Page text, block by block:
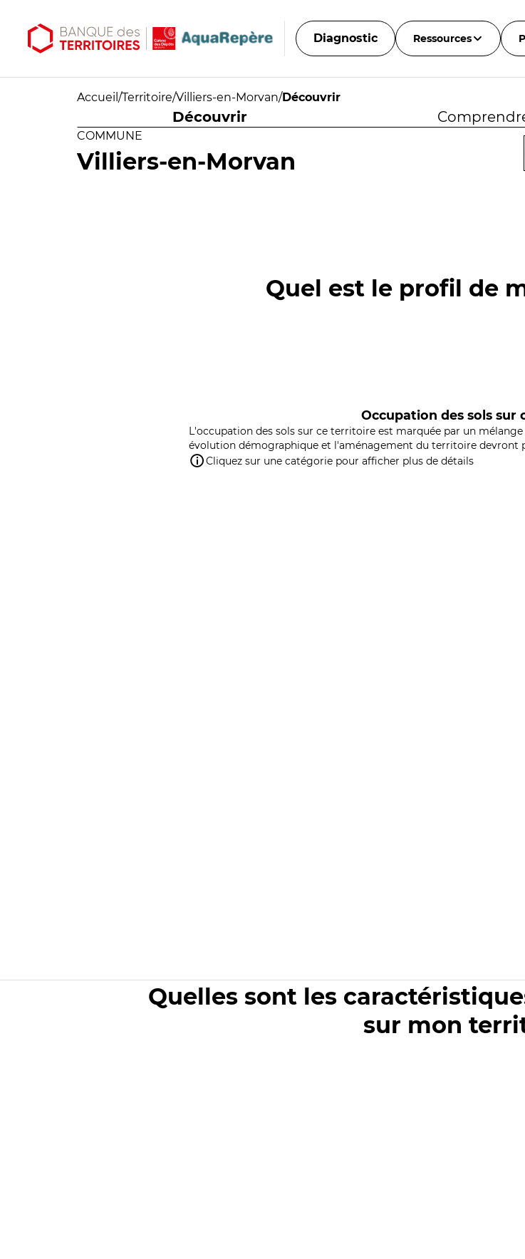
Diagnostic Ressources
Accueil /Territoire/Villiers-en-Morvan/Découvrir
Découvrir
COMMUNE
Villiers-en-Morvan
Quel est le profil de
Occupation des sols sur
L'occupation des sols sur ce territoire est marquée par un
évolution démographique et l'aménagement du territoire devront
Cliquez sur une catégorie pour afficher plus de détails
Quelles sont les
sur mon